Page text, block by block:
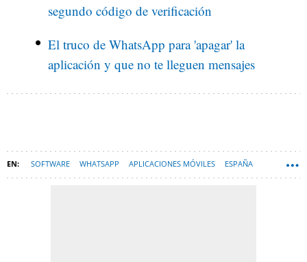
segundo código de verificación
El truco de WhatsApp para 'apagar' la
aplicación y que no te lleguen mensajes
SOFTWARE WHATSAPP APLICACIONES MÓVILES ESPAÑA